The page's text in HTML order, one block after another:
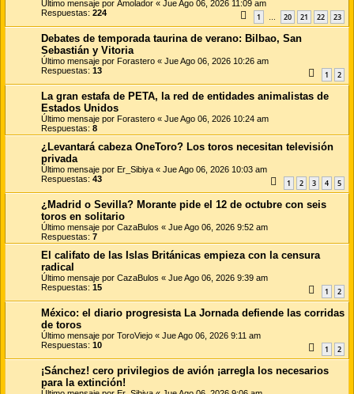
Último mensaje por Amolador « Jue Ago 06, 2026 11:09 am
Respuestas: 224 1 … 20 21 22 23
Debates de temporada taurina de verano: Bilbao, San
Sebastián y Vitoria
Último mensaje por Forastero « Jue Ago 06, 2026 10:26 am
Respuestas: 13 1 2
La gran estafa de PETA, la red de entidades animalistas de
Estados Unidos
Último mensaje por Forastero « Jue Ago 06, 2026 10:24 am
Respuestas: 8
¿Levantará cabeza OneToro? Los toros necesitan televisión
privada
Último mensaje por Er_Sibiya « Jue Ago 06, 2026 10:03 am
Respuestas: 43 1 2 3 4 5
¿Madrid o Sevilla? Morante pide el 12 de octubre con seis
toros en solitario
Último mensaje por CazaBulos « Jue Ago 06, 2026 9:52 am
Respuestas: 7
El califato de las Islas Británicas empieza con la censura
radical
Último mensaje por CazaBulos « Jue Ago 06, 2026 9:39 am
Respuestas: 15 1 2
México: el diario progresista La Jornada defiende las corridas
de toros
Último mensaje por ToroViejo « Jue Ago 06, 2026 9:11 am
Respuestas: 10 1 2
¡Sánchez! cero privilegios de avión ¡arregla los necesarios
para la extinción!